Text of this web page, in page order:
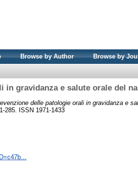
Browse by Author Browse by
in gravidanza e salute orale del
delle patologie orali in gravidanza e
285. ISSN 1971-1433